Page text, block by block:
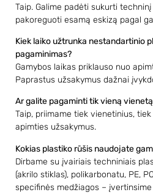
Taip. Galime padėti sukurti
pakoreguoti esamą eskizą pagal
Kiek laiko užtrunka nestandartinio
pagaminimas?
Gamybos laikas priklauso nuo
Paprastus užsakymus dažnai
Ar galite pagaminti tik vieną
Taip, priimame tiek vienetinius,
apimties užsakymus.
Kokias plastiko rūšis naudojate
Dirbame su įvairiais techniniais
(akrilo stiklas), polikarbonatu, PE,
specifinės medžiagos –